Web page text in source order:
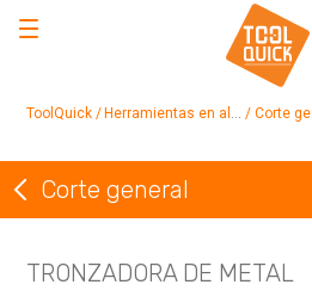
ToolQuick Herramientas en alquiler Corte general
Volver a Corte general
Corte general
TRONZADORA DE METAL